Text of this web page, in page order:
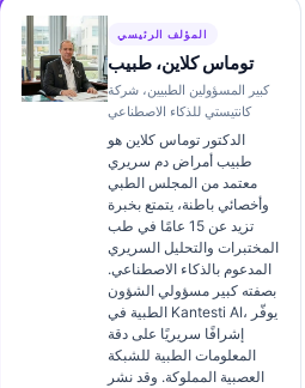
المؤلف الرئيسي
توماس كلاين، طبيب
كبير المسؤولين الطبيين، شركة
كانتيستي للذكاء الاصطناعي
الدكتور توماس كلاين هو
طبيب أمراض دم سريري
معتمد من المجلس الطبي
وأخصائي باطنة، يتمتع بخبرة
تزيد عن 15 عامًا في طب
المختبرات والتحليل السريري
المدعوم بالذكاء الاصطناعي.
بصفته كبير مسؤولي الشؤون
الطبية في Kantesti AI، يوفّر
إشرافًا سريريًا على دقة
المعلومات الطبية للشبكة
العصبية المملوكة. وقد نشر